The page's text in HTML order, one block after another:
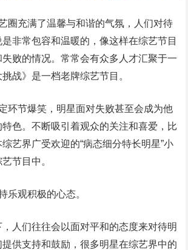
圈充满了温馨与和谐的气氛，人们对待
非常包容和温暖的，像这样在综艺节目
败的情况。常常会有众多人才汇聚于一
战》是一档老牌综艺节目。
环节爆笑，明星面对失败甚至会成为他
色。不断吸引着观众的关注和喜爱，比
艺界广受欢迎的“病态细分特长明星”小
节目中。
乐观积极的心态。
人们往往会以面对平和的态度来对待明
供支持和鼓励，很多明星在综艺界中的